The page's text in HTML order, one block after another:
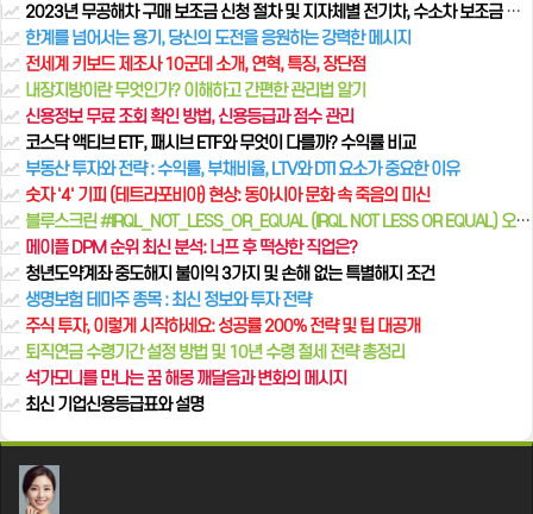
2023년 무공해차 구매 보조금 신청 절차 및 지자체별 전기차, 수소차 보조금 확인하기
한계를 넘어서는 용기, 당신의 도전을 응원하는 강력한 메시지
전세계 키보드 제조사 10군데 소개, 연혁, 특징, 장단점
내장지방이란 무엇인가? 이해하고 간편한 관리법 알기
신용정보 무료 조회 확인 방법, 신용등급과 점수 관리
코스닥 액티브 ETF, 패시브 ETF와 무엇이 다를까? 수익률 비교
부동산 투자와 전략 : 수익률, 부채비율, LTV와 DTI 요소가 중요한 이유
숫자 '4' 기피 (테트라포비아) 현상: 동아시아 문화 속 죽음의 미신
블루스크린 ​#IRQL_NOT_LESS_OR_EQUAL (IRQL NOT LESS OR EQUAL) 오류 해결방법
메이플 DPM 순위 최신 분석: 너프 후 떡상한 직업은?
청년도약계좌 중도해지 불이익 3가지 및 손해 없는 특별해지 조건
생명보험 테마주 종목 : 최신 정보와 투자 전략
주식 투자, 이렇게 시작하세요: 성공률 200% 전략 및 팁 대공개
퇴직연금 수령기간 설정 방법 및 10년 수령 절세 전략 총정리
석가모니를 만나는 꿈 해몽 깨달음과 변화의 메시지
최신 기업신용등급표와 설명